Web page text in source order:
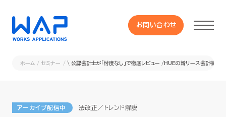
お問い合わせ
HUE 機能一覧
ホーム セミナー \ 公認会計士が「忖度なし」で徹底レビュー /HUEの新リース会計機能
アーカイブ配信中 法改正／トレンド解説
お問い合わせ